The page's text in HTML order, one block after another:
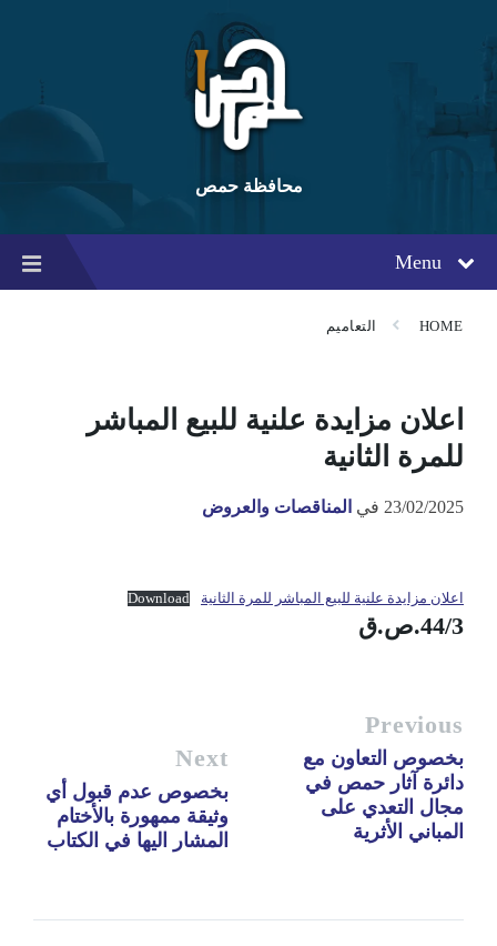
content
main
navigation
footer
محافظة حمص
Menu
HOME التعاميم
اعلان مزايدة علنية للبيع المباشر
للمرة الثانية
23/02/2025 في المناقصات والعروض
اعلان مزايدة علنية للبيع المباشر للمرة الثانية Download
44/3.ص.ق
Previous
بخصوص التعاون مع
دائرة آثار حمص في
مجال التعدي على
المباني الأثرية
Next
بخصوص عدم قبول أي
وثيقة ممهورة بالأختام
المشار اليها في الكتاب